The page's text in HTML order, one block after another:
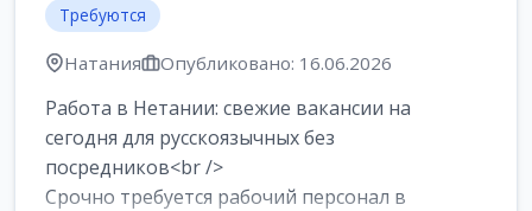
Требуются
Натания Опубликовано: 16.06.2026
Работа в Нетании: свежие вакансии на
сегодня для русскоязычных без
посредников<br />
Срочно требуется рабочий персонал в